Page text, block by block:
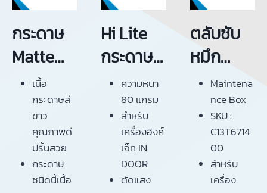
พิมพ์
จุดเด่น ก็
คือ จะมี
กว่า
กระดาษ
Photo
lusterและ
Glossy
จนถึง 80
แกรม
จุดเด่น ก็
ราคาที่ถูก
กว่า
กระดาษ
Photo และ
Glossy
สำหรับ
เครื่องอิงค์
กระดาษ
Matte
Coated
90,120,15
0,200
แกรม
หน้ากว้าง
เนื้อ
กระดาษสี
ขาว
คุณภาพดี
ปริ้นสวย
กระดาษ
ชนิดนี้เนื้อ
Hi Lite
กระดาษ
พล๊อต
ถนอม
สายตา
80 แกรม
หน้ากว้าง
ความหนา
80 แกรม
สำหรับ
เครื่องอิงค์
เจ็ท IN
DOOR
ตัดแสง
ตลับซับ
หมึก
เอปสัน
C13T671
Mainten
ance
Maintena
nce Box
SKU :
C13T6714
00
สำหรับ
เครื่อง